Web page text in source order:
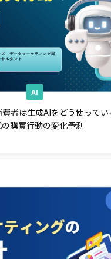
AI
費者は生成AIをどう使って
購買行動の変化予測